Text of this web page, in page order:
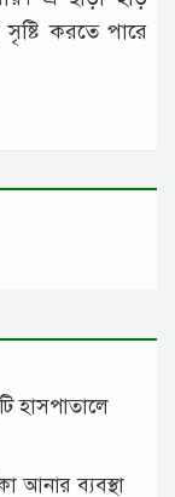
করতে পারে
হাসপাতালে
আনার ব্যবস্থা